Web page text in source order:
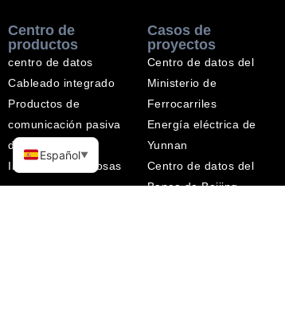
Centro de
productos
centro de datos
Cableado integrado
Productos de
comunicación pasiva
de fibra óptica.
Internet de las cosas
Casos de
proyectos
Centro de datos del
Ministerio de
Ferrocarriles
Energía eléctrica de
Yunnan
Centro de datos del
Banco de Beijing
Español▼